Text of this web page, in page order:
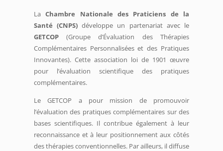
LaChambre Nationale des Praticiens de la
Santé (CNPS) développe un partenariat avec le
GETCOP(Groupe d’Évaluation des Thérapies
Complémentaires Personnalisées et des Pratiques
Innovantes). Cette association loi de 1901 œuvre
pour l’évaluation scientifique des pratiques
complémentaires.
Le GETCOP a pour mission de promouvoir
l’évaluation des pratiques complémentaires sur des
bases scientifiques. Il contribue également à leur
reconnaissance et à leur positionnement aux côtés
des thérapies conventionnelles. Par ailleurs, il diffuse